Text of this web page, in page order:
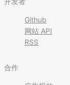
Github
网站 API
RSS
合作